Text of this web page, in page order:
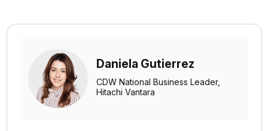
Daniela Gutierrez
CDW National Business Leader,
Hitachi Vantara